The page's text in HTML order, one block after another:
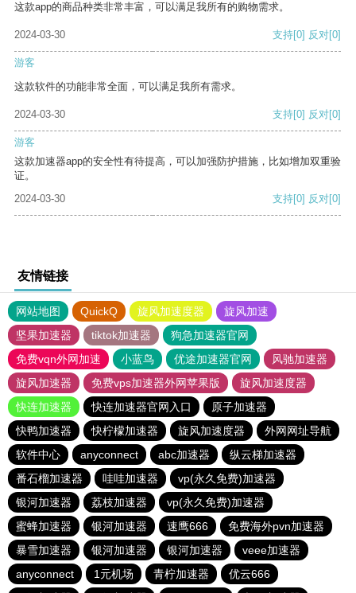
这款app的商品种类非常丰富，可以满足我所有的购物需求。
2024-03-30 支持[0] 反对[0]
游客
这款软件的功能非常全面，可以满足我所有需求。
2024-03-30 支持[0] 反对[0]
游客
这款加速器app的安全性有待提高，可以加强防护措施，比如增加双重验
证。
2024-03-30
支持[0] 反对[0]
友情链接
网站地图 QuickQ 旋风加速度器
旋风加速
坚果加速器
tiktok加速器
狗急加速器官网
免费vqn外网加速
小蓝鸟 优途加速器官网
风驰加速器
旋风加速器
免费vps加速器外网苹果版
旋风加速度器
快连加速器
快连加速器官网入口
原子加速器
快鸭加速器
快柠檬加速器 旋风加速度器
外网网址导航
软件中心
anyconnect abc加速器
纵云梯加速器
番石榴加速器
哇哇加速器
vp(永久免费)加速器
银河加速器
荔枝加速器
vp(永久免费)加速器
蜜蜂加速器
银河加速器 速鹰666
免费海外pvn加速器
暴雪加速器
银河加速器 银河加速器
veee加速器
anyconnect
1元机场 青柠加速器
优云666